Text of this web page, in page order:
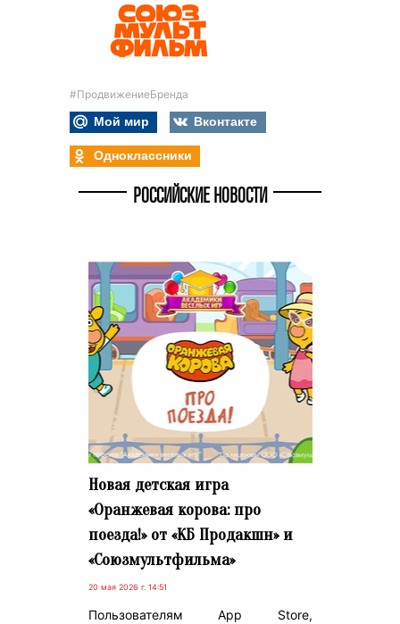
#ПродвижениеБренда
Мой мир
Вконтакте
Одноклассники
РОССИЙСКИЕ НОВОСТИ
Новая детская игра
«Оранжевая корова: про
поезда!» от «КБ Продакшн» и
«Союзмультфильма»
20 мая 2026 г. 14:51
Пользователям App Store,